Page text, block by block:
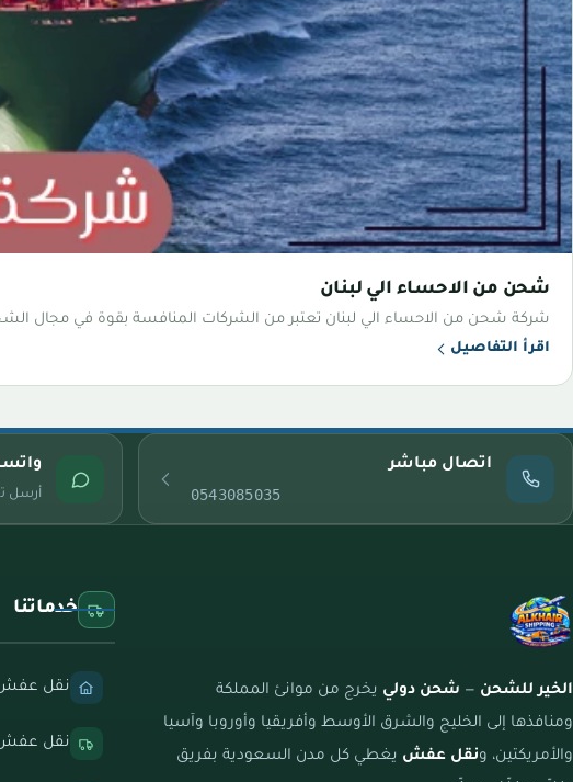
شحن من الاحساء الي لبنان
شركة شحن من الاحساء الي لبنان تعتبر من الشركات المنافسة بقوة في مجال الشحن
اقرأ التفاصيل
اتصال مباشر
0543085035
أرسل
الخير للشحن — شحن دولي يخرج من موانئ المملكة
ومنافذها إلى الخليج والشرق الأوسط وأفريقيا وأوروبا وآسيا
والأمريكتين، ونقل عفش يغطي كل مدن السعودية بفريق
خدماتنا
نقل عفش
نقل عفش